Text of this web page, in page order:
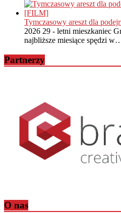
Tymczasowy areszt dla
2026 29 - letni mieszkaniec
najbliższe miesiące spędzi
Partnerzy
O nas